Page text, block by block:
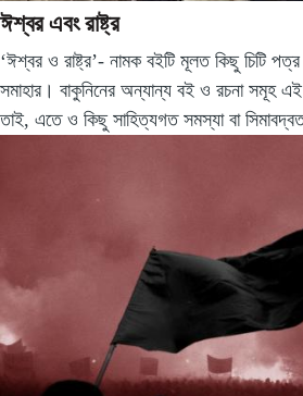
ঈশ্বর এবং রাষ্ট্র
‘ঈশ্বর ও রাষ্ট্র’- নামক বইটি মূলত কিছু চিটি
সমাহার। বাকুনিনের অন্যান্য বই ও রচনা সমূহ
তাই, এতে ও কিছু সাহিত্যগত সমস্যা বা